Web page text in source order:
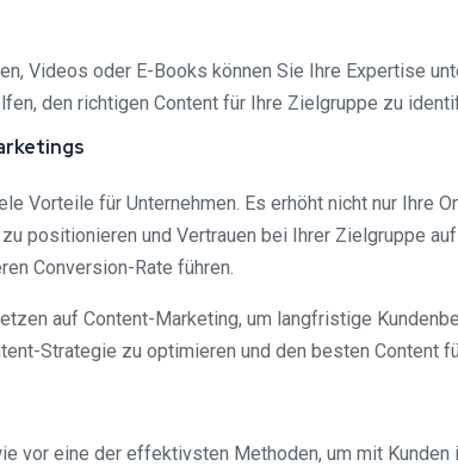
Videos oder E-Books können Sie Ihre Expertise
den richtigen Content für Ihre Zielgruppe zu
Vorteile für Unternehmen. Es erhöht nicht nur Ihre
positionieren und Vertrauen bei Ihrer Zielgruppe
Conversion-Rate führen.
auf Content-Marketing, um langfristige
Strategie zu optimieren und den besten Content
vor eine der effektivsten Methoden, um mit